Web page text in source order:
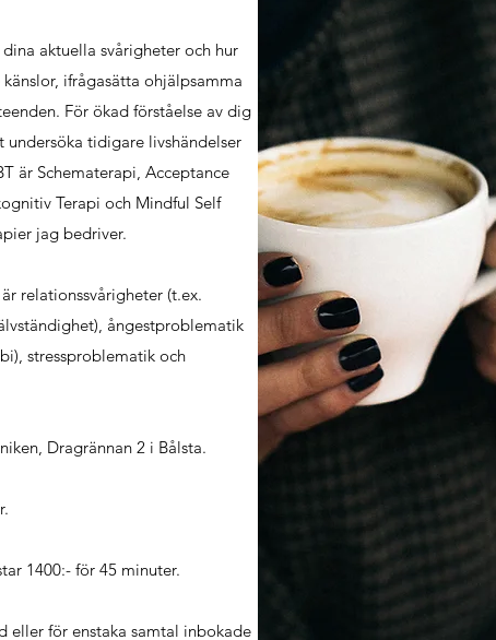
aktuella svårigheter och hur
ifrågasätta ohjälpsamma
För ökad förståelse av dig
tidigare livshändelser
är Schematerapi, Acceptance
Terapi och Mindful Self
jag bedriver.
relationssvårigheter (t.ex.
ångestproblematik
stressproblematik och
Dragrännan 2 i Bålsta.
1400:- för 45 minuter.
eller för enstaka samtal inbokade